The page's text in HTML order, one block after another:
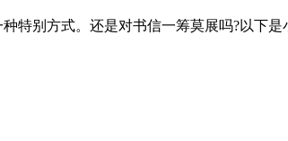
特别方式。还是对书信一筹莫展吗?以下